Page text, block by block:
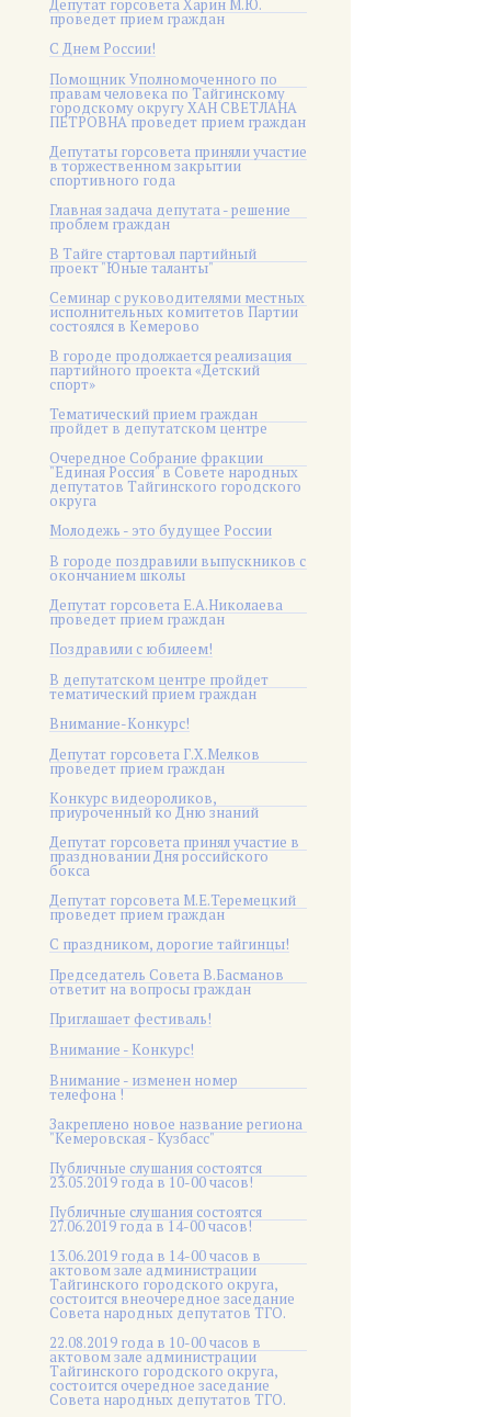
Депутат горсовета Харин М.Ю.
проведет прием граждан
С Днем России!
Помощник Уполномоченного по
правам человека по Тайгинскому
городскому округу ХАН СВЕТЛАНА
ПЕТРОВНА проведет прием граждан
Депутаты горсовета приняли участие
в торжественном закрытии
спортивного года
Главная задача депутата - решение
проблем граждан
В Тайге стартовал партийный
проект "Юные таланты"
Семинар с руководителями местных
исполнительных комитетов Партии
состоялся в Кемерово
В городе продолжается реализация
партийного проекта «Детский
спорт»
Тематический прием граждан
пройдет в депутатском центре
Очередное Собрание фракции
"Единая Россия" в Совете народных
депутатов Тайгинского городского
округа
Молодежь - это будущее России
В городе поздравили выпускников с
окончанием школы
Депутат горсовета Е.А.Николаева
проведет прием граждан
Поздравили с юбилеем!
В депутатском центре пройдет
тематический прием граждан
Внимание-Конкурс!
Депутат горсовета Г.Х.Мелков
проведет прием граждан
Конкурс видеороликов,
приуроченный ко Дню знаний
Депутат горсовета принял участие в
праздновании Дня российского
бокса
Депутат горсовета М.Е.Теремецкий
проведет прием граждан
С праздником, дорогие тайгинцы!
Председатель Совета В.Басманов
ответит на вопросы граждан
Приглашает фестиваль!
Внимание - Конкурс!
Внимание - изменен номер
телефона !
Закреплено новое название региона
"Кемеровская - Кузбасс"
Публичные слушания состоятся
23.05.2019 года в 10-00 часов!
Публичные слушания состоятся
27.06.2019 года в 14-00 часов!
13.06.2019 года в 14-00 часов в
актовом зале администрации
Тайгинского городского округа,
состоится внеочередное заседание
Совета народных депутатов ТГО.
22.08.2019 года в 10-00 часов в
актовом зале администрации
Тайгинского городского округа,
состоится очередное заседание
Совета народных депутатов ТГО.